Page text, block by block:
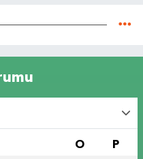
O P